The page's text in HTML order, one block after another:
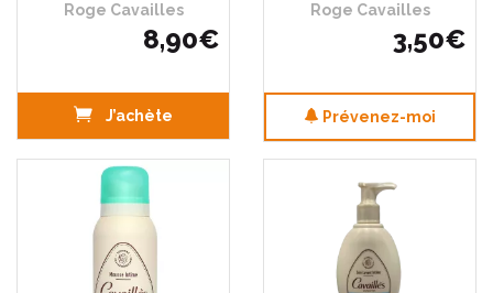
Roge Cavailles
8,90€
J’achète
Roge Cavailles
3,50€
Prévenez-moi